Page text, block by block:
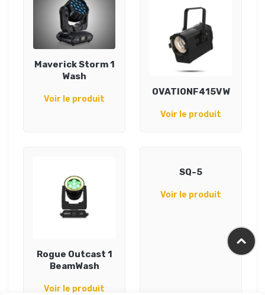
Maverick Storm 1
Wash
Voir le produit
OVATIONF415VW
Voir le produit
Rogue Outcast 1
BeamWash
Voir le produit
SQ-5
Voir le produit